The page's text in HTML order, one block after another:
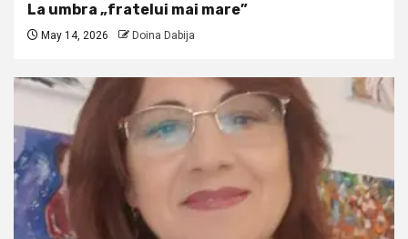
La umbra „fratelui mai mare”
May 14, 2026 Doina Dabija